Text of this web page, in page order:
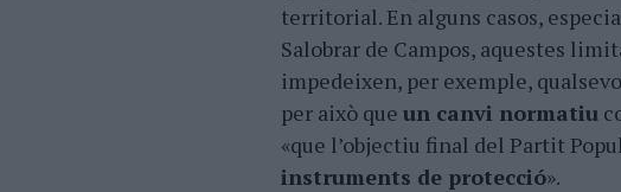
territorial. En alguns casos,
Salobrar de Campos, aquestes
impedeixen, per exemple,
per això que un canvi normatiu
«que l’objectiu final del Partit
instruments de protecció».